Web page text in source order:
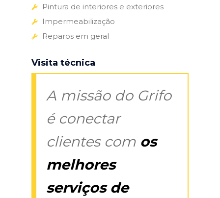
Pintura de interiores e exteriores
Impermeabilização
Reparos em geral
Visita técnica
A missão do Grifo
é conectar
clientes com os
melhores
serviços de